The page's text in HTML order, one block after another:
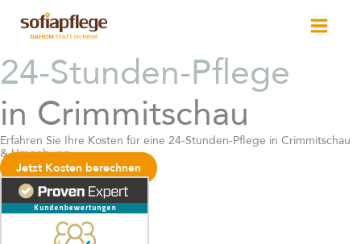
content
24-Stunden-Pflege
in Crimmitschau
Erfahren Sie Ihre Kosten für eine 24-Stunden-Pflege in Crimmitschau
& Umgebung
Jetzt Kosten berechnen